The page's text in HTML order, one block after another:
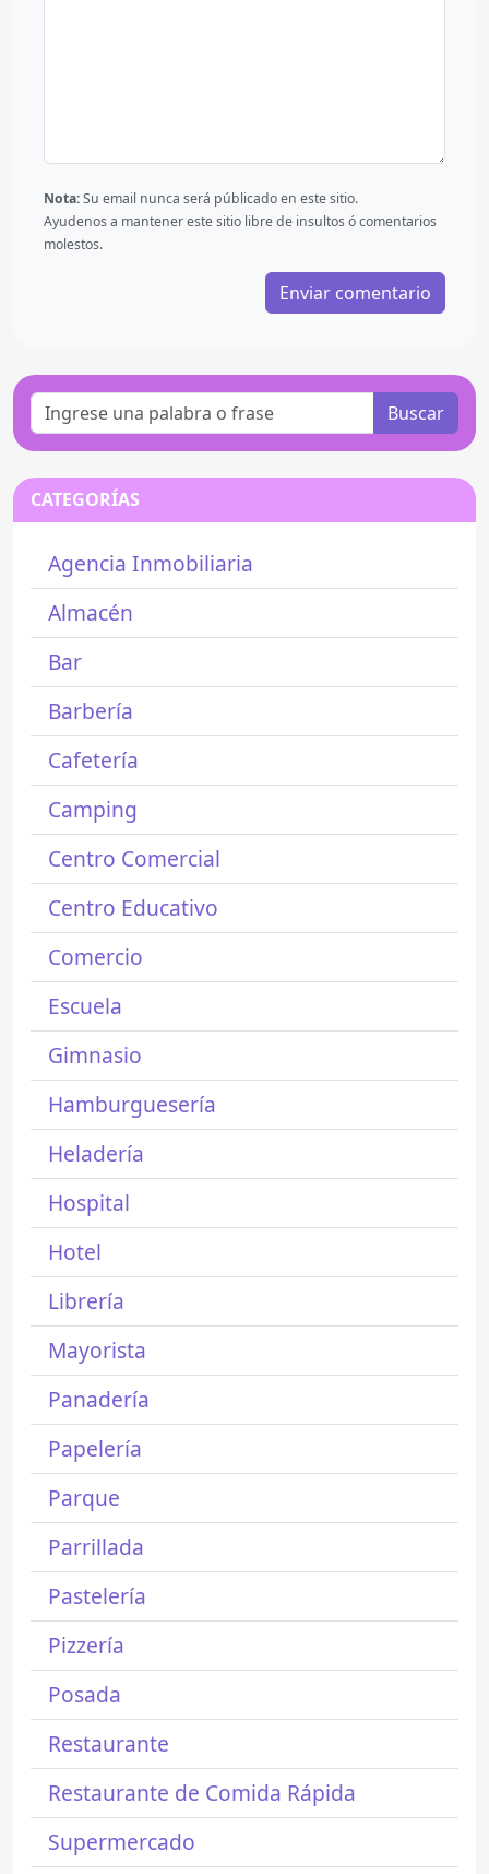
Nota:Su email nunca será públicado en este sitio.
Ayudenos a mantener este sitio libre de insultos ó comentarios
molestos.
Buscar
CATEGORÍAS
Agencia Inmobiliaria
Almacén
Bar
Barbería
Cafetería
Camping
Centro Comercial
Centro Educativo
Comercio
Escuela
Gimnasio
Hamburguesería
Heladería
Hospital
Hotel
Librería
Mayorista
Panadería
Papelería
Parque
Parrillada
Pastelería
Pizzería
Posada
Restaurante
Restaurante de Comida Rápida
Supermercado